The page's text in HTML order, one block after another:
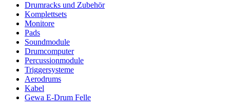
Drumracks und Zubehör
Komplettsets
Monitore
Pads
Soundmodule
Drumcomputer
Percussionmodule
Triggersysteme
Aerodrums
Kabel
Gewa E-Drum Felle